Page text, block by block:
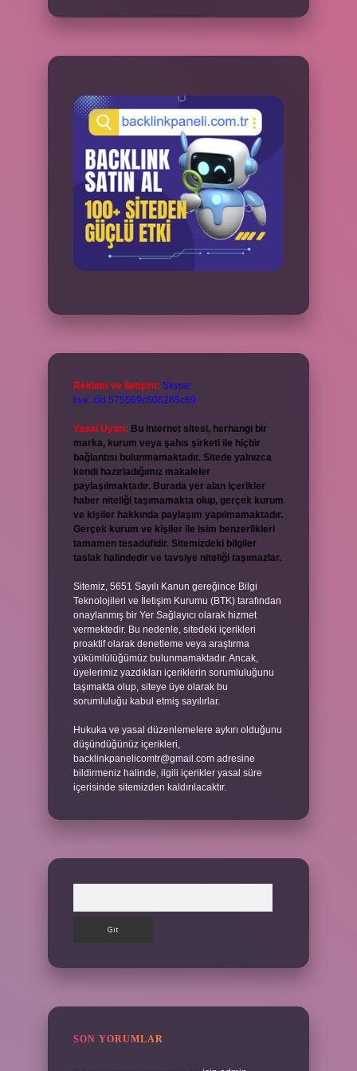
Reklam ve İletişim: Skype:
live:.cid.575569c608265c69
Yasal Uyarı: Bu internet sitesi, herhangi bir
marka, kurum veya şahıs şirketi ile hiçbir
bağlantısı bulunmamaktadır. Sitede yalnızca
kendi hazırladığımız makaleler
paylaşılmaktadır. Burada yer alan içerikler
haber niteliği taşımamakta olup, gerçek kurum
ve kişiler hakkında paylaşım yapılmamaktadır.
Gerçek kurum ve kişiler ile isim benzerlikleri
tamamen tesadüfidir. Sitemizdeki bilgiler
taslak halindedir ve tavsiye niteliği taşımazlar.
Sitemiz, 5651 Sayılı Kanun gereğince Bilgi
Teknolojileri ve İletişim Kurumu (BTK) tarafından
onaylanmış bir Yer Sağlayıcı olarak hizmet
vermektedir. Bu nedenle, sitedeki içerikleri
proaktif olarak denetleme veya araştırma
yükümlülüğümüz bulunmamaktadır. Ancak,
üyelerimiz yazdıkları içeriklerin sorumluluğunu
taşımakta olup, siteye üye olarak bu
sorumluluğu kabul etmiş sayılırlar.
Hukuka ve yasal düzenlemelere aykırı olduğunu
düşündüğünüz içerikleri,
backlinkpanelicomtr@gmail.com adresine
bildirmeniz halinde, ilgili içerikler yasal süre
içerisinde sitemizden kaldırılacaktır.
SON YORUMLAR